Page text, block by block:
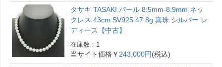
タサキ TASAKI パール 8.5mm-8.9mm ネッ
クレス 43cm SV925 47.8g 真珠 シルバー レ
ディース【中古】
在庫数：1
当サイト価格￥243,000円(税込)